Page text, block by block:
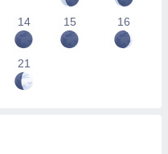
14 15 16
21